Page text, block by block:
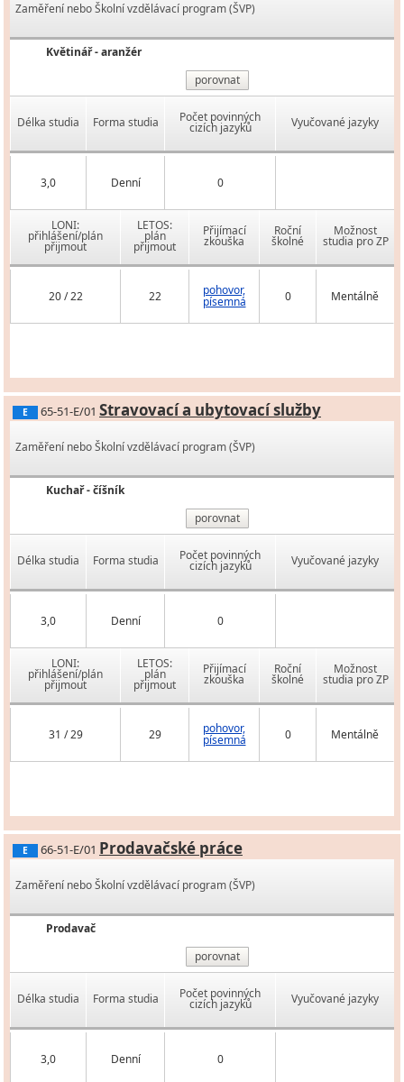
Zaměření nebo Školní vzdělávací program (ŠVP)
Květinář - aranžér
porovnat
Délka studia Forma studia Počet povinných
cizích jazyků Vyučované jazyky
3,0 Denní 0
LONI:
přihlášení/plán
přijmout
LETOS:
plán
přijmout
Přijímací
zkouška
Roční
školné
Možnost
studia pro ZP
20 / 22 22 pohovor,
písemná 0 Mentálně
E 65-51-E/01 Stravovací a ubytovací služby
Zaměření nebo Školní vzdělávací program (ŠVP)
Kuchař - číšník
porovnat
Délka studia Forma studia Počet povinných
cizích jazyků Vyučované jazyky
3,0 Denní 0
LONI:
přihlášení/plán
přijmout
LETOS:
plán
přijmout
Přijímací
zkouška
Roční
školné
Možnost
studia pro ZP
31 / 29 29 pohovor,
písemná 0 Mentálně
E 66-51-E/01 Prodavačské práce
Zaměření nebo Školní vzdělávací program (ŠVP)
Prodavač
porovnat
Délka studia Forma studia Počet povinných
cizích jazyků Vyučované jazyky
3,0 Denní 0